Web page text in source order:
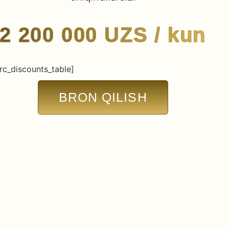
200 000 UZS / kun
BRON QILISH